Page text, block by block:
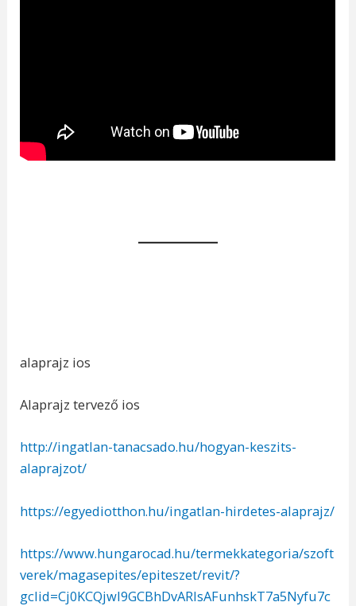
alaprajz ios
Alaprajz tervező ios
http://ingatlan-tanacsado.hu/hogyan-keszits-
alaprajzot/
https://egyediotthon.hu/ingatlan-hirdetes-alaprajz/
https://www.hungarocad.hu/termekkategoria/szoft
verek/magasepites/epiteszet/revit/?
gclid=Cj0KCQjwl9GCBhDvARIsAFunhskT7a5Nyfu7c